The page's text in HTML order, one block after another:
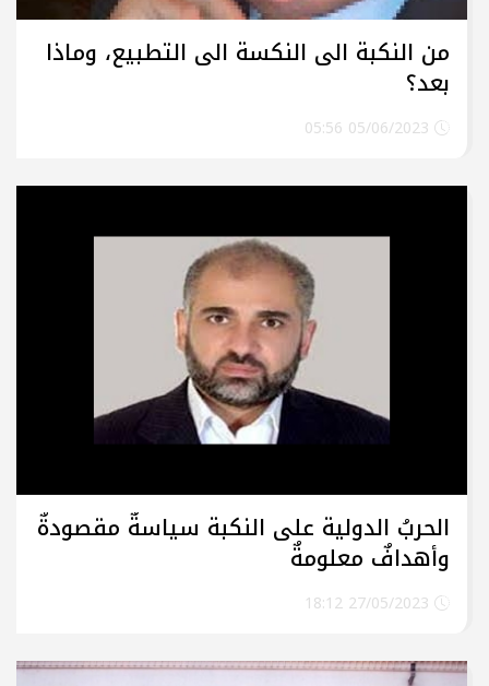
من النكبة الى النكسة الى التطبيع، وماذا
بعد؟
الحربُ الدولية على النكبة سياسةٌ مقصودةٌ
وأهدافٌ معلومةٌ